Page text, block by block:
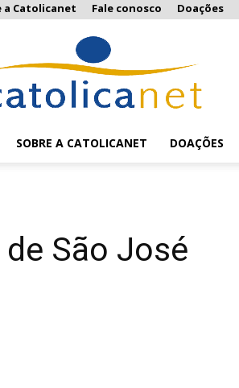
a Catolicanet Fale conosco Doações
SOBRE A CATOLICANET DOAÇÕES
São José